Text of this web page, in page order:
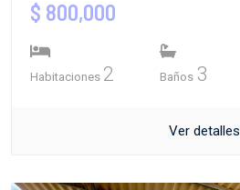
$ 800,000
Habitaciones 2 Baños 3
Ver detalles